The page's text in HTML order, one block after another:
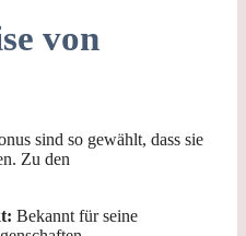
von
sind so gewählt, dass sie
Zu den
Bekannt für seine